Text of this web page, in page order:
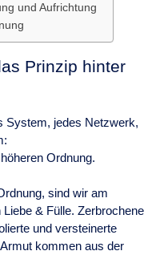
und Aufrichtung
Prinzip hinter
System, jedes Netzwerk,
Ordnung.
sind wir am
& Fülle. Zerbrochene
und versteinerte
kommen aus der